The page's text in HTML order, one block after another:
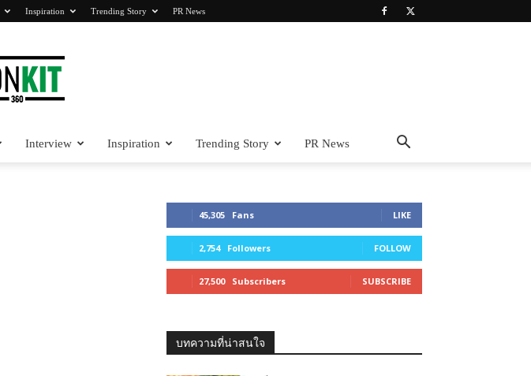
Inspiration Trending Story PR News
Interview Inspiration Trending Story PR News
45,305 Fans LIKE
2,754 Followers FOLLOW
27,500 Subscribers SUBSCRIBE
บทความที่น่าสนใจ